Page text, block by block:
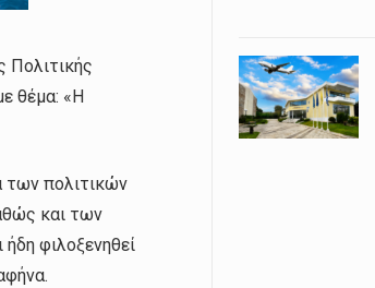
Πολιτικής
θέμα: «Η
των πολιτικών
και των
φιλοξενηθεί